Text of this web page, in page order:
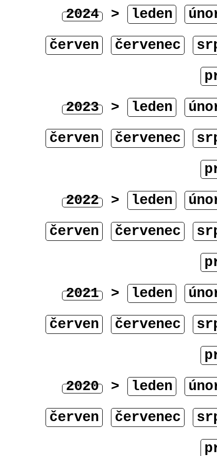
2024 > leden
červen
červenec
2023 > leden
červen
červenec
2022 > leden
červen
červenec
2021 > leden
červen
červenec
2020 > leden
červen
červenec